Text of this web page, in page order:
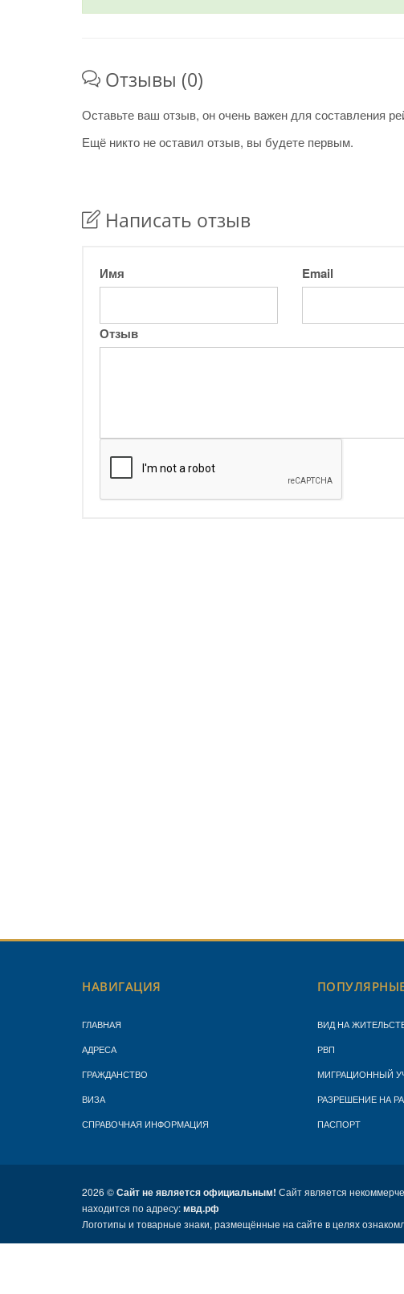
Отзывы (0)
Оставьте ваш отзыв, он очень важен для составления
Ещё никто не оставил отзыв, вы будете первым.
Написать отзыв
Имя Email
Отзыв
НАВИГАЦИЯ
ГЛАВНАЯ
АДРЕСА
ГРАЖДАНСТВО
ВИЗА
СПРАВОЧНАЯ ИНФОРМАЦИЯ
ВИД НА
РВП
МИГРАЦИОННЫЙ
РАЗРЕШЕНИЕ НА
ПАСПОРТ
2026 ©Сайт не является официальным! Сайт является
находится по адресу:мвд.рф
Логотипы и товарные знаки, размещённые на сайте в целях